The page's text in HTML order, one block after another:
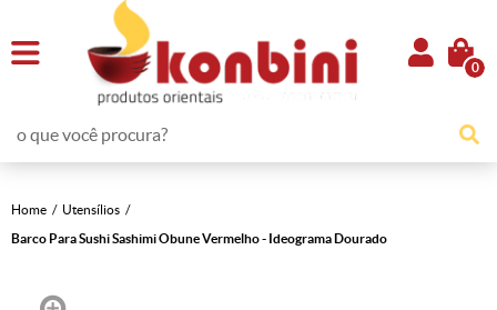
0
Home
Utensílios
Barco Para Sushi Sashimi Obune Vermelho - Ideograma Dourado